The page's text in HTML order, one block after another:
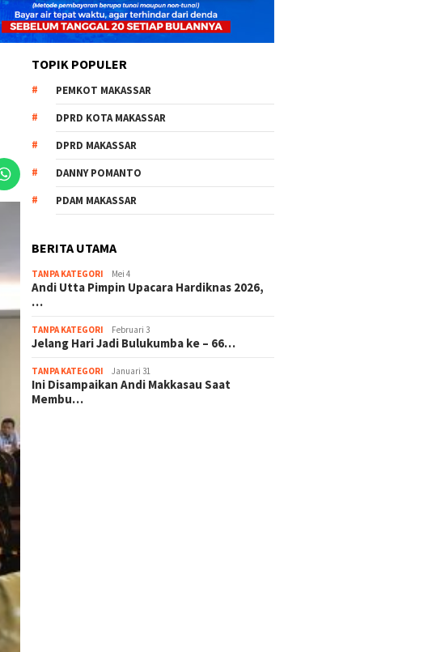
TOPIK POPULER
PEMKOT MAKASSAR
DPRD KOTA MAKASSAR
DPRD MAKASSAR
DANNY POMANTO
PDAM MAKASSAR
BERITA UTAMA
TANPA KATEGORI Mei 4
Andi Utta Pimpin Upacara Hardiknas 2026,
…
TANPA KATEGORI Februari 3
Jelang Hari Jadi Bulukumba ke – 66…
TANPA KATEGORI Januari 31
Ini Disampaikan Andi Makkasau Saat
Membu…